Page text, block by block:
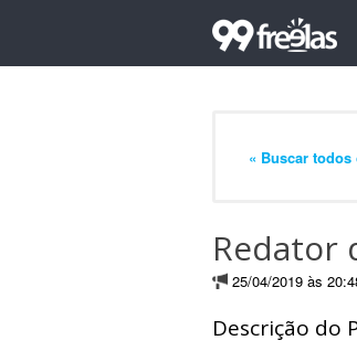
« Buscar
Redator
25/04/2019 às
Descrição do